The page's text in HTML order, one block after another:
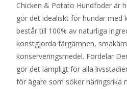
Chicken & Potato Hundfoder är
gör det idealiskt för hundar med
består till 100% av naturliga
konstgjorda färgämnen,
konserveringsmedel. Fördelar
gör det lämpligt för alla
för ägare som söker näringsrika